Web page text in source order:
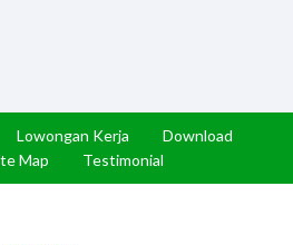
Lowongan Kerja
Download
Map Testimonial